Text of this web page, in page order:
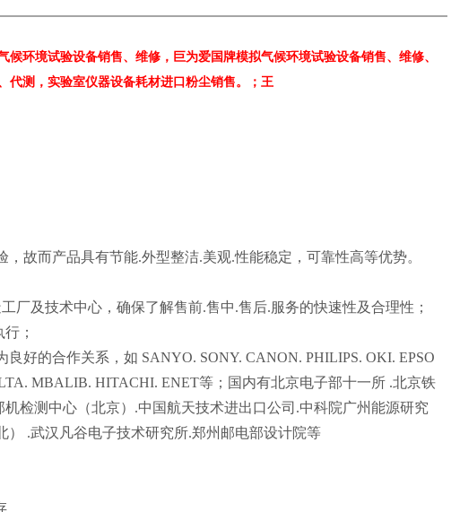
环境试验设备销售、维修，巨为爱国牌模拟气候环境试验设备销售、维修、
代测，实验室仪器设备耗材进口粉尘销售。；王
故而产品具有节能.外型整洁.美观.性能稳定，可靠性高等优势。
厂及技术中心，确保了解售前.售中.售后.服务的快速性及合理性；
；
良好的合作关系，如 SANYO. SONY. CANON. PHILIPS. OKI. EPSO
MBALIB. HITACHI. ENET等 ；国内有北京电子部十一所 .北京铁
检测中心（北京）.中国航天技术进出口公司.中科院广州能源研究
） .武汉凡谷电子技术研究所.郑州邮电部设计院等